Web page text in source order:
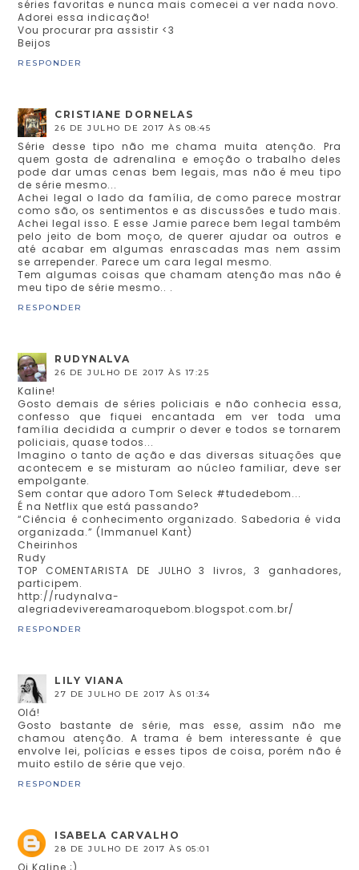
séries favoritas e nunca mais comecei a ver nada novo.
Adorei essa indicação!
Vou procurar pra assistir <3
Beijos
RESPONDER
CRISTIANE DORNELAS
26 DE JULHO DE 2017 ÀS 08:45
Série desse tipo não me chama muita atenção. Pra
quem gosta de adrenalina e emoção o trabalho deles
pode dar umas cenas bem legais, mas não é meu tipo
de série mesmo...
Achei legal o lado da família, de como parece mostrar
como são, os sentimentos e as discussões e tudo mais.
Achei legal isso. E esse Jamie parece bem legal também
pelo jeito de bom moço, de querer ajudar oa outros e
até acabar em algumas enrascadas mas nem assim
se arrepender. Parece um cara legal mesmo.
Tem algumas coisas que chamam atenção mas não é
meu tipo de série mesmo.. .
RESPONDER
RUDYNALVA
26 DE JULHO DE 2017 ÀS 17:25
Kaline!
Gosto demais de séries policiais e não conhecia essa,
confesso que fiquei encantada em ver toda uma
família decidida a cumprir o dever e todos se tornarem
policiais, quase todos...
Imagino o tanto de ação e das diversas situações que
acontecem e se misturam ao núcleo familiar, deve ser
empolgante.
Sem contar que adoro Tom Seleck #tudedebom...
É na Netflix que está passando?
“Ciência é conhecimento organizado. Sabedoria é vida
organizada.” (Immanuel Kant)
Cheirinhos
Rudy
TOP COMENTARISTA DE JULHO 3 livros, 3 ganhadores,
participem.
http://rudynalva-
alegriadevivereamaroquebom.blogspot.com.br/
RESPONDER
LILY VIANA
27 DE JULHO DE 2017 ÀS 01:34
Olá!
Gosto bastante de série, mas esse, assim não me
chamou atenção. A trama é bem interessante é que
envolve lei, polícias e esses tipos de coisa, porém não é
muito estilo de série que vejo.
RESPONDER
ISABELA CARVALHO
28 DE JULHO DE 2017 ÀS 05:01